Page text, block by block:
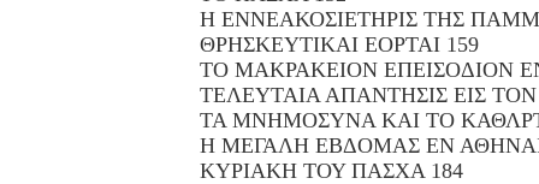
Η ΕΝΝΕΑΚΟΣΙΕΤΗΡΙΣ ΤΗΣ
ΘΡΗΣΚΕΥΤΙΚΑΙ ΕΟΡΤΑΙ 159
ΤΟ ΜΑΚΡΑΚΕΙΟΝ ΕΠΕΙΣΟΔΙΟΝ
ΤΕΛΕΥΤΑΙΑ ΑΠΑΝΤΗΣΙΣ ΕΙΣ
ΤΑ ΜΝΗΜΟΣΥΝΑ ΚΑΙ ΤΟ
Η ΜΕΓΑΛΗ ΕΒΔΟΜΑΣ ΕΝ
ΚΥΡΙΑΚΗ ΤΟΥ ΠΑΣΧΑ 184